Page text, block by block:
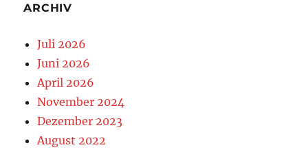
ARCHIV
Juli 2026
Juni 2026
April 2026
November 2024
Dezember 2023
August 2022